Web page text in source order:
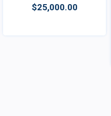
$25,000.00